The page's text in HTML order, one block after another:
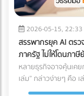
ใหญ่ (ข้าวสาร, น้ำตา
ปูนซีเมนต์), สินค้าอุตสา
รถบรรทุกควบคุมอุณห
พิเศษพร้อมเครื่องทำ
โหมดแช่เย็น (Chilled)
สดใหม่และคุณภาพขอ
โจทย์: อาหารทะเล,
วัคซีน, และเครื่องสำอาง
ใกล้ สินค้าเคลื่อนไหวช้
เพิ่มความปลอดภัย: ล
เจาะลึก 3 รูปแบบ
คลังสินค้า จะขึ้นอยู่กั
กระแสการไหลของงาน
U (U-Shaped
ในวงการโลจิสติกส์ จุด
จ่ายสินค้าออก
2026-05-15, 22:33
สรรพากรยุค AI ตรว
ภาครัฐ ไม่ให้โดนภา
หลายธุรกิจอาจคุ้นเค
เล่ม” กล่าวง่ายๆ คือ เ
เลี่ยงการเสียภาษี แ